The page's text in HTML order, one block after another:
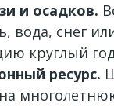
и осадков.
вода, снег
круглый
ресурс.